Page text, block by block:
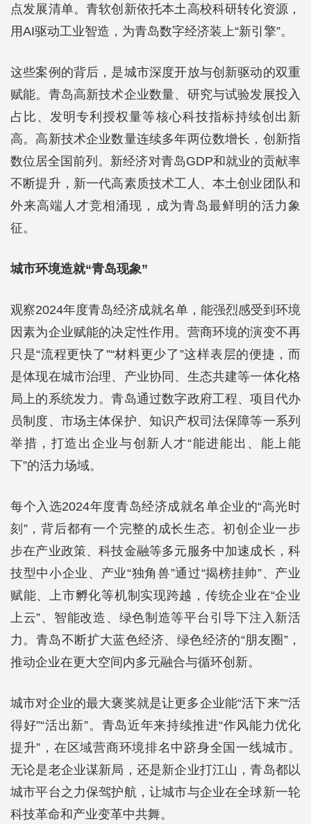
点发展清单。青软创新依托本土高校科研转化资源，
用AI驱动工业智造，为青岛数字经济装上“新引擎”。
这些案例的背后，是城市深度开放与创新驱动的双重
赋能。青岛高新技术企业数量、研究与试验发展投入
占比、发明专利授权量等核心科技指标持续创出新
高。高新技术企业数量连续多年两位数增长，创新指
数位居全国前列。新经济对青岛GDP和就业的贡献率
不断提升，新一代高素质技术工人、本土创业团队和
外来高端人才竞相涌现，成为青岛最鲜明的活力象
征。
城市环境造就“青岛现象”
观察2024年度青岛经济成就名单，能强烈感受到环境
因素为企业赋能的决定性作用。营商环境的演变不再
只是“流程更快了”“材料更少了”这样表层的便捷，而
是体现在城市治理、产业协同、生态共建等一体化格
局上的系统发力。青岛通过数字政府工程、项目代办
员制度、市场主体保护、知识产权司法保障等一系列
举措，打造出企业与创新人才“能进能出、能上能
下”的活力场域。
每个入选2024年度青岛经济成就名单企业的“高光时
刻”，背后都有一个完整的成长生态。初创企业一步
步在产业政策、科技金融等多元服务中加速成长，科
技型中小企业、产业“独角兽”通过“揭榜挂帅”、产业
赋能、上市孵化等机制实现跨越，传统企业在“企业
上云”、智能改造、绿色制造等平台引导下注入新活
力。青岛不断扩大蓝色经济、绿色经济的“朋友圈”，
推动企业在更大空间内多元融合与循环创新。
城市对企业的最大褒奖就是让更多企业能“活下来”“活
得好”“活出新”。青岛近年来持续推进“作风能力优化
提升”，在区域营商环境排名中跻身全国一线城市。
无论是老企业谋新局，还是新企业打江山，青岛都以
城市平台之力保驾护航，让城市与企业在全球新一轮
科技革命和产业变革中共舞。